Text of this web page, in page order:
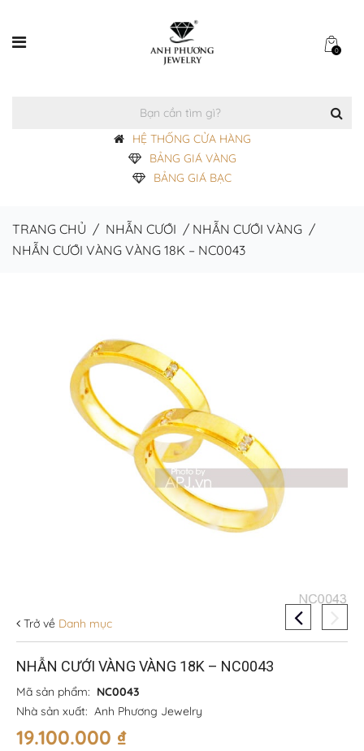
0
HỆ THỐNG CỬA HÀNG
BẢNG GIÁ VÀNG
BẢNG GIÁ BẠC
TRANG CHỦ / NHẪN CƯỚI / NHẪN CƯỚI VÀNG /
NHẪN CƯỚI VÀNG VÀNG 18K – NC0043
Trở về Danh mục
NHẪN CƯỚI VÀNG VÀNG 18K – NC0043
Mã sản phẩm: NC0043
Nhà sản xuất: Anh Phương Jewelry
19.100.000 ₫